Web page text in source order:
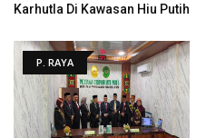
Karhutla Di Kawasan Hiu Putih
P. RAYA